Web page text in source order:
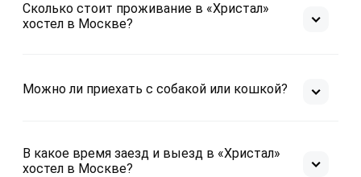
Сколько стоит проживание в «Христал»
хостел в Москве?
Можно ли приехать с собакой или кошкой?
В какое время заезд и выезд в «Христал»
хостел в Москве?